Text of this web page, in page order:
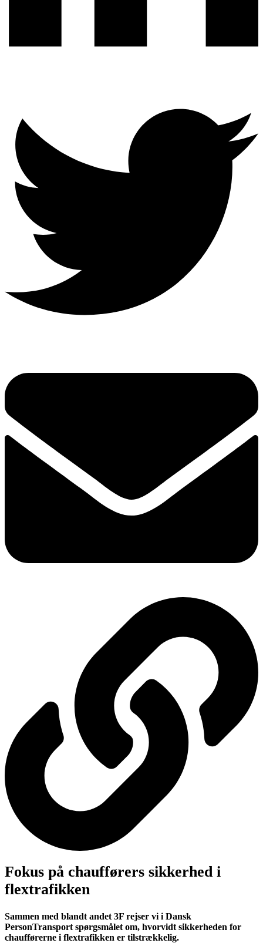
Fokus på chaufførers sikkerhed i
flextrafikken
Sammen med blandt andet 3F rejser vi i Dansk
PersonTransport spørgsmålet om, hvorvidt sikkerheden for
chaufførerne i flextrafikken er tilstrækkelig.